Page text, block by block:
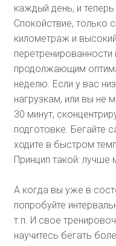
каждый день, и
Спокойствие, только
километраж и
продолжающим
неделю. Если у вас
нагрузкам, или вы не
30 минут,
подготовке. Бегайте
ходите в быстром
Принцип такой: лучше
А когда вы уже в
попробуйте
т.п. И свое
научитесь бегать